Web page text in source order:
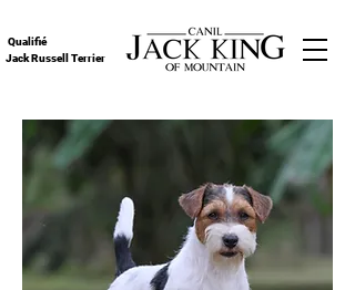
Qualifié
Jack Russell Terrier